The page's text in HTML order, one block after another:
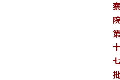
察
院
第
十
七
批